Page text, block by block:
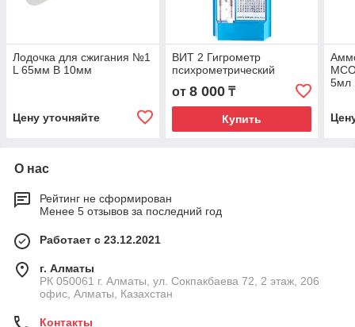
Лодочка для сжигания №1
L 65мм В 10мм
Цену уточняйте
ВИТ 2 Гигрометр
психрометрический
от 8 000₸
Купить
МСО
5мл
О нас
Рейтинг не сформирован
Менее 5 отзывов за последний год
Работает с 23.12.2021
г. Алматы
РК 050061 г. Алматы, ул. Сокпакбаева 72, 2 этаж, 206
офис, Алматы, Казахстан
Контакты